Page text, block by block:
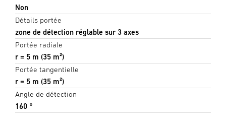
Non
Détails portée
zone de détection réglable sur 3 axes
Portée radiale
r = 5 m (35 m²)
Portée tangentielle
r = 5 m (35 m²)
Angle de détection
160 °